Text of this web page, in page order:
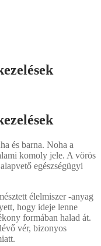
és barna. Noha a
komoly jele. A vörös
egészségügyi
élelmiszer -anyag
hogy ideje lenne
formában halad át.
vér, bizonyos